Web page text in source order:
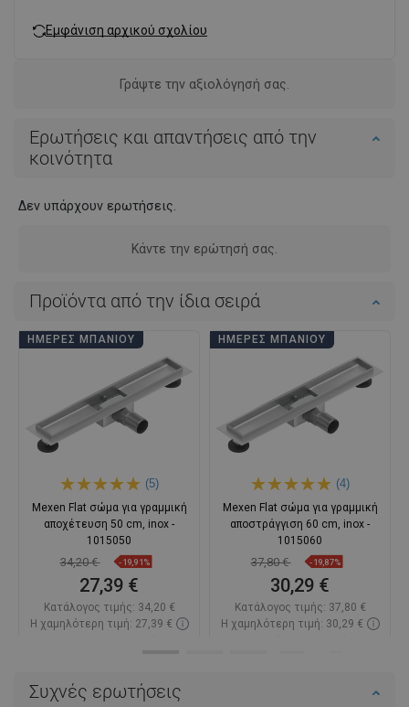
Συχνές ερωτήσεις
Εμφάνιση αρχικού σχολίου
Γράψτε την αξιολόγησή σας.
Ερωτήσεις και απαντήσεις από την
κοινότητα
Δεν υπάρχουν ερωτήσεις.
Κάντε την ερώτησή σας.
Προϊόντα από την ίδια σειρά
ΗΜΈΡΕΣ ΜΠΆΝΙΟΥ
(5)
Mexen Flat σώμα για γραμμική
αποχέτευση 50 cm, inox -
1015050
34,20 € -19,91%
27,39 €
Κατάλογος τιμής: 34,20 €
Η χαμηλότερη τιμή: 27,39 €
ΗΜΈΡΕΣ ΜΠΆΝΙΟΥ
(4)
Mexen Flat σώμα για γραμμική
αποστράγγιση 60 cm, inox -
1015060
37,80 € -19,87%
30,29 €
Κατάλογος τιμής: 37,80 €
Η χαμηλότερη τιμή: 30,29 €